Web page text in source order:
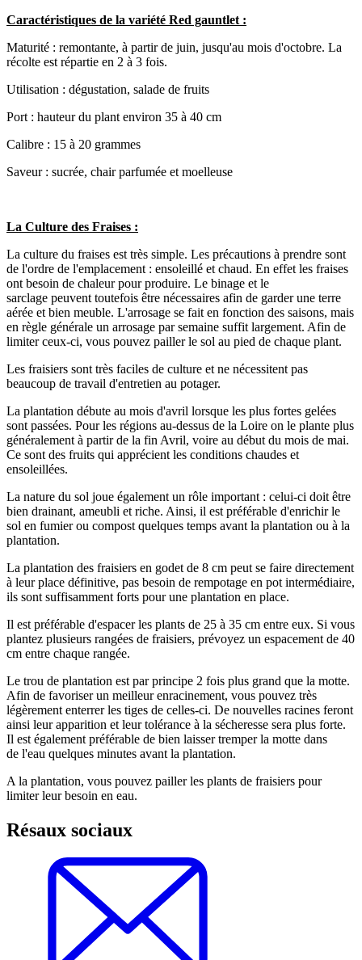
Caractéristiques de la variété Red gauntlet :
Maturité : remontante, à partir de juin, jusqu'au mois d'octobre. La
récolte est répartie en 2 à 3 fois.
Utilisation : dégustation, salade de fruits
Port : hauteur du plant environ 35 à 40 cm
Calibre : 15 à 20 grammes
Saveur : sucrée, chair parfumée et moelleuse
La Culture des Fraises :
La culture du fraises est très simple. Les précautions à prendre sont
de l'ordre de l'emplacement : ensoleillé et chaud. En effet les fraises
ont besoin de chaleur pour produire. Le binage et le
sarclage peuvent toutefois être nécessaires afin de garder une terre
aérée et bien meuble. L'arrosage se fait en fonction des saisons, mais
en règle générale un arrosage par semaine suffit largement. Afin de
limiter ceux-ci, vous pouvez pailler le sol au pied de chaque plant.
Les fraisiers sont très faciles de culture et ne nécessitent pas
beaucoup de travail d'entretien au potager.
La plantation débute au mois d'avril lorsque les plus fortes gelées
sont passées. Pour les régions au-dessus de la Loire on le plante plus
généralement à partir de la fin Avril, voire au début du mois de mai.
Ce sont des fruits qui apprécient les conditions chaudes et
ensoleillées.
La nature du sol joue également un rôle important : celui-ci doit être
bien drainant, ameubli et riche. Ainsi, il est préférable d'enrichir le
sol en fumier ou compost quelques temps avant la plantation ou à la
plantation.
La plantation des fraisiers en godet de 8 cm peut se faire directement
à leur place définitive, pas besoin de rempotage en pot intermédiaire,
ils sont suffisamment forts pour une plantation en place.
Il est préférable d'espacer les plants de 25 à 35 cm entre eux. Si vous
plantez plusieurs rangées de fraisiers, prévoyez un espacement de 40
cm entre chaque rangée.
Le trou de plantation est par principe 2 fois plus grand que la motte.
Afin de favoriser un meilleur enracinement, vous pouvez très
légèrement enterrer les tiges de celles-ci. De nouvelles racines feront
ainsi leur apparition et leur tolérance à la sécheresse sera plus forte.
Il est également préférable de bien laisser tremper la motte dans
de l'eau quelques minutes avant la plantation.
A la plantation, vous pouvez pailler les plants de fraisiers pour
limiter leur besoin en eau.
Résaux sociaux